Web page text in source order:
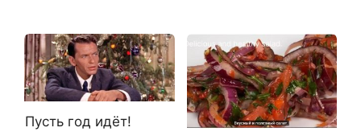
Пусть год идёт!